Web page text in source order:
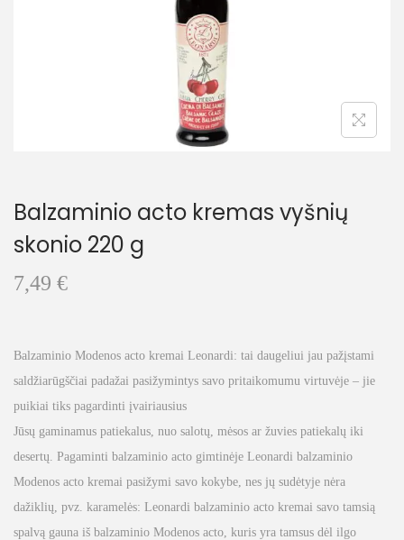
t
i
o
n
t
Balzaminio acto kremas vyšnių
skonio 220 g
7,49 €
Balzaminio Modenos acto kremai Leonardi: tai daugeliui jau pažįstami
saldžiarūgščiai padažai pasižymintys savo pritaikomumu virtuvėje – jie
puikiai tiks pagardinti įvairiausius
Jūsų gaminamus patiekalus, nuo salotų, mėsos ar žuvies patiekalų iki
desertų. Pagaminti balzaminio acto gimtinėje Leonardi balzaminio
Modenos acto kremai pasižymi savo kokybe, nes jų sudėtyje nėra
dažiklių, pvz. karamelės: Leonardi balzaminio acto kremai savo tamsią
spalvą gauna iš balzaminio Modenos acto, kuris yra tamsus dėl ilgo